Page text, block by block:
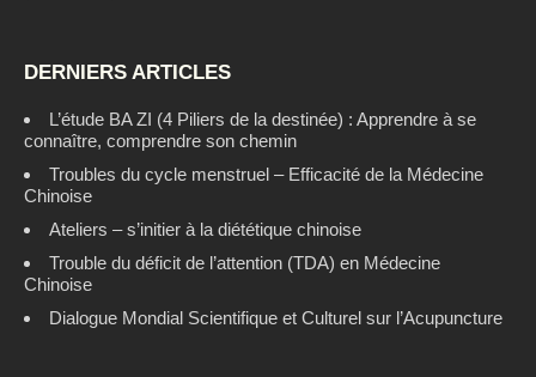
DERNIERS ARTICLES
L’étude BA ZI (4 Piliers de la destinée) : Apprendre à se
connaître, comprendre son chemin
Troubles du cycle menstruel – Efficacité de la Médecine
Chinoise
Ateliers – s’initier à la diététique chinoise
Trouble du déficit de l’attention (TDA) en Médecine
Chinoise
Dialogue Mondial Scientifique et Culturel sur l’Acupuncture